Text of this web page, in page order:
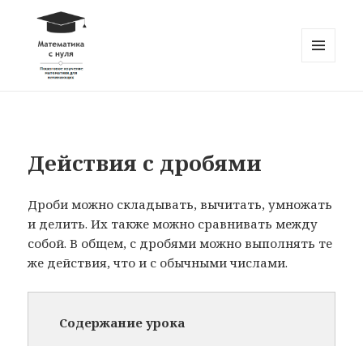
Действия с дробями
Дроби можно складывать, вычитать, умножать
и делить. Их также можно сравнивать между
собой. В общем, с дробями можно выполнять те
же действия, что и с обычными числами.
Содержание урока